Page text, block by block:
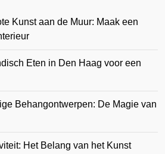
Kunst aan de Muur: Maak een
Eten in Den Haag voor een
Behangontwerpen: De Magie van
Het Belang van het Kunst